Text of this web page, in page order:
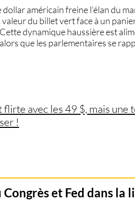
américain freine l’élan du
du billet vert face à un
dynamique haussière est
que les parlementaires se
flirte avec les 49 $, mais
!
et Fed dans la